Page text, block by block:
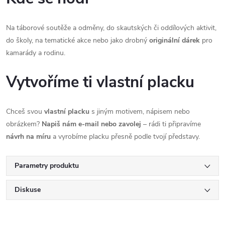
Na táborové soutěže a odměny, do skautských či oddílových aktivit,
do školy, na tematické akce nebo jako drobný originální dárek pro
kamarády a rodinu.
Vytvoříme ti vlastní placku
Chceš svou vlastní placku s jiným motivem, nápisem nebo
obrázkem? Napiš nám e‑mail nebo zavolej – rádi ti připravíme
návrh na míru a vyrobíme placku přesně podle tvojí představy.
Parametry produktu
Diskuse